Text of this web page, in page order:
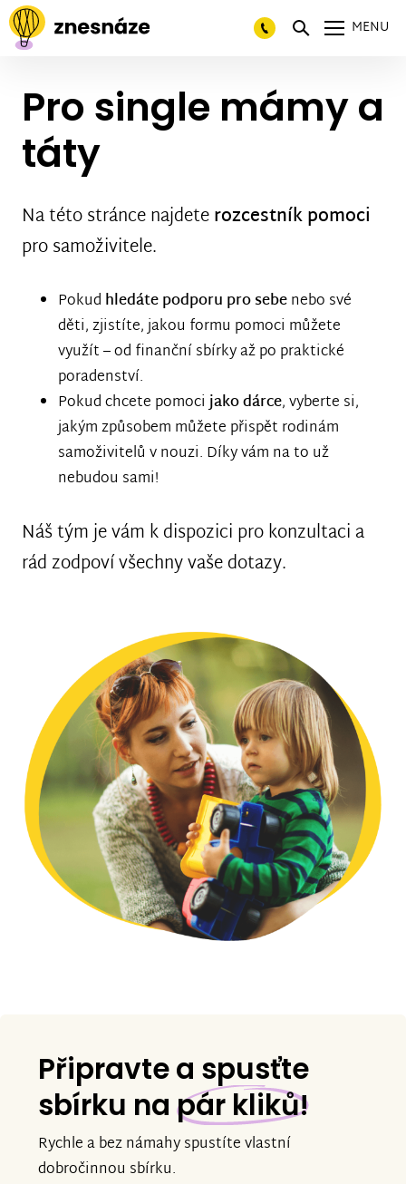
MENU
Pro single mámy a
táty
Na této stránce najdeterozcestník pomoci
pro samoživitele.
Pokud hledáte podporu pro sebenebo své
děti, zjistíte, jakou formu pomoci můžete
využít – od finanční sbírky až po praktické
poradenství.
Pokud chcete pomocijako dárce, vyberte si,
jakým způsobem můžete přispět rodinám
samoživitelů v nouzi. Díky vám na to už
nebudou sami!
Náš tým je vám k dispozici pro konzultaci a
rád zodpoví všechny vaše dotazy.
Připravte a spusťte
sbírku na pár kliků!
Rychle a bez námahy spustíte vlastní
dobročinnou sbírku.